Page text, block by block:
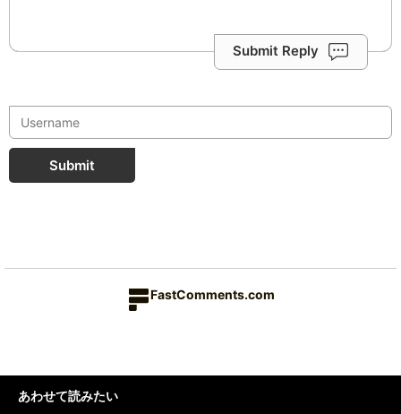
Submit Reply
Submit
FastComments.com
あわせて読みたい